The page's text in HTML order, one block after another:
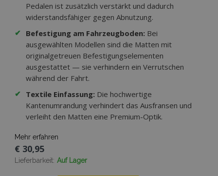
Pedalen ist zusätzlich verstärkt und dadurch
widerstandsfähiger gegen Abnutzung.
✔ Befestigung am Fahrzeugboden: Bei
ausgewählten Modellen sind die Matten mit
originalgetreuen Befestigungselementen
ausgestattet — sie verhindern ein Verrutschen
während der Fahrt.
✔ Textile Einfassung: Die hochwertige
Kantenumrandung verhindert das Ausfransen und
verleiht den Matten eine Premium-Optik.
Mehr erfahren
€ 30,95
Lieferbarkeit: Auf Lager
Unbedingt erforderlich
Performance
Targeting
Unbedingt erforderliche Cookies ermöglichen
wesentliche Kernfunktionen der Website wie
die Benutzeranmeldung und die
Kontoverwaltung. Ohne die unbedingt
ordnungsgemäß verwendet werden.
Name
Domäne
mage-translation-file-version
Adobe Inc.